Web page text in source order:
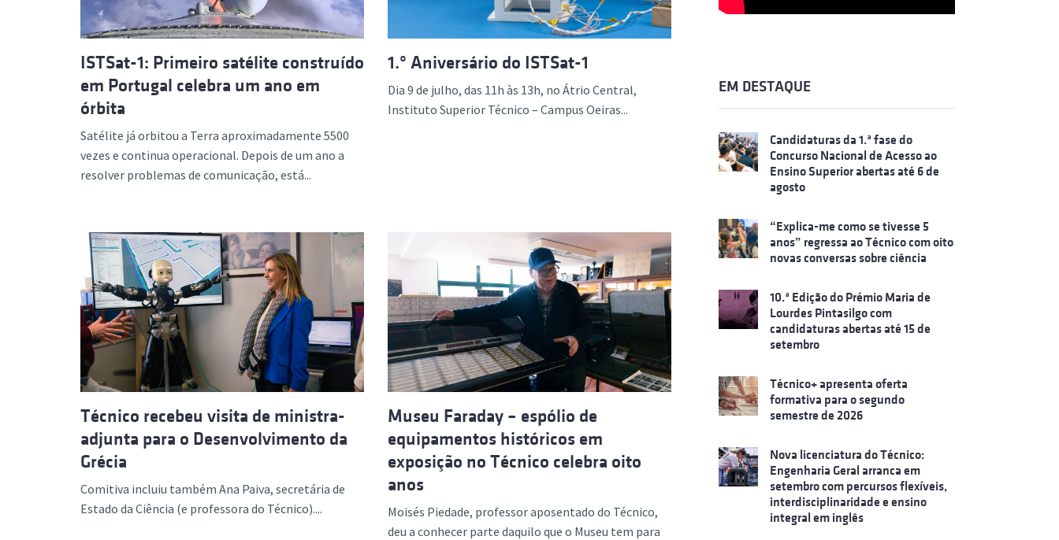
ISTSat-1: Primeiro satélite construído
em Portugal celebra um ano em
órbita
Satélite já orbitou a Terra aproximadamente 5500
vezes e continua operacional. Depois de um ano a
resolver problemas de comunicação, está...
1.º Aniversário do ISTSat-1
Dia 9 de julho, das 11h às 13h, no Átrio Central,
Instituto Superior Técnico – Campus Oeiras...
Técnico recebeu visita de ministra-
adjunta para o Desenvolvimento da
Grécia
Comitiva incluiu também Ana Paiva, secretária de
Estado da Ciência (e professora do Técnico)....
Museu Faraday – espólio de
equipamentos históricos em
exposição no Técnico celebra oito
anos
Moisés Piedade, professor aposentado do Técnico,
deu a conhecer parte daquilo que o Museu tem para
EM DESTAQUE
Candidaturas da 1.ª fase do
Concurso Nacional de Acesso ao
Ensino Superior abertas até 6 de
agosto
“Explica-me como se tivesse 5
anos” regressa ao Técnico com oito
novas conversas sobre ciência
10.ª Edição do Prémio Maria de
Lourdes Pintasilgo com
candidaturas abertas até 15 de
setembro
Técnico+ apresenta oferta
formativa para o segundo
semestre de 2026
Nova licenciatura do Técnico:
Engenharia Geral arranca em
setembro com percursos flexíveis,
interdisciplinaridade e ensino
integral em inglês